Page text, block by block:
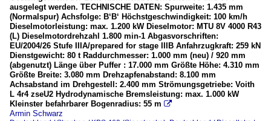
ausgelegt werden. TECHNISCHE DATEN: Spurweite: 1.435 mm
(Normalspur) Achsfolge: B‘B‘ Höchstgeschwindigkeit: 100 km/h
Dieselmotorleistung: max. 1.200 kW Dieselmotor: MTU 8V 4000 R43
(L) Dieselmotordrehzahl 1.800 min-1 Abgasvorschriften:
EU/2004/26 Stufe IIIA/prepared for stage IIIB Anfahrzugkraft: 259 kN
Dienstgewicht: 80 t Raddurchmesser: 1.000 mm (neu) / 920 mm
(abgenutzt) Länge über Puffer : 17.000 mm Größte Höhe: 4.310 mm
Größte Breite: 3.080 mm Drehzapfenabstand: 8.100 mm
Achsabstand im Drehgestell: 2.400 mm Strömungsgetriebe: Voith
L 4r4 zseU2 Hydrodynamische Bremsleistung: max. 1.000 kW
Kleinster befahrbarer Bogenradius: 55 m 
Armin Schwarz